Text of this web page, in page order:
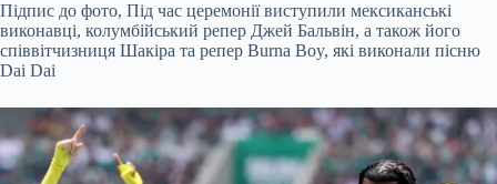
Підпис до фото, Під час церемонії виступили мексиканські
виконавці, колумбійський репер Джей Бальвін, а також його
співвітчизниця Шакіра та репер Burna Boy, які виконали пісню
Dai Dai